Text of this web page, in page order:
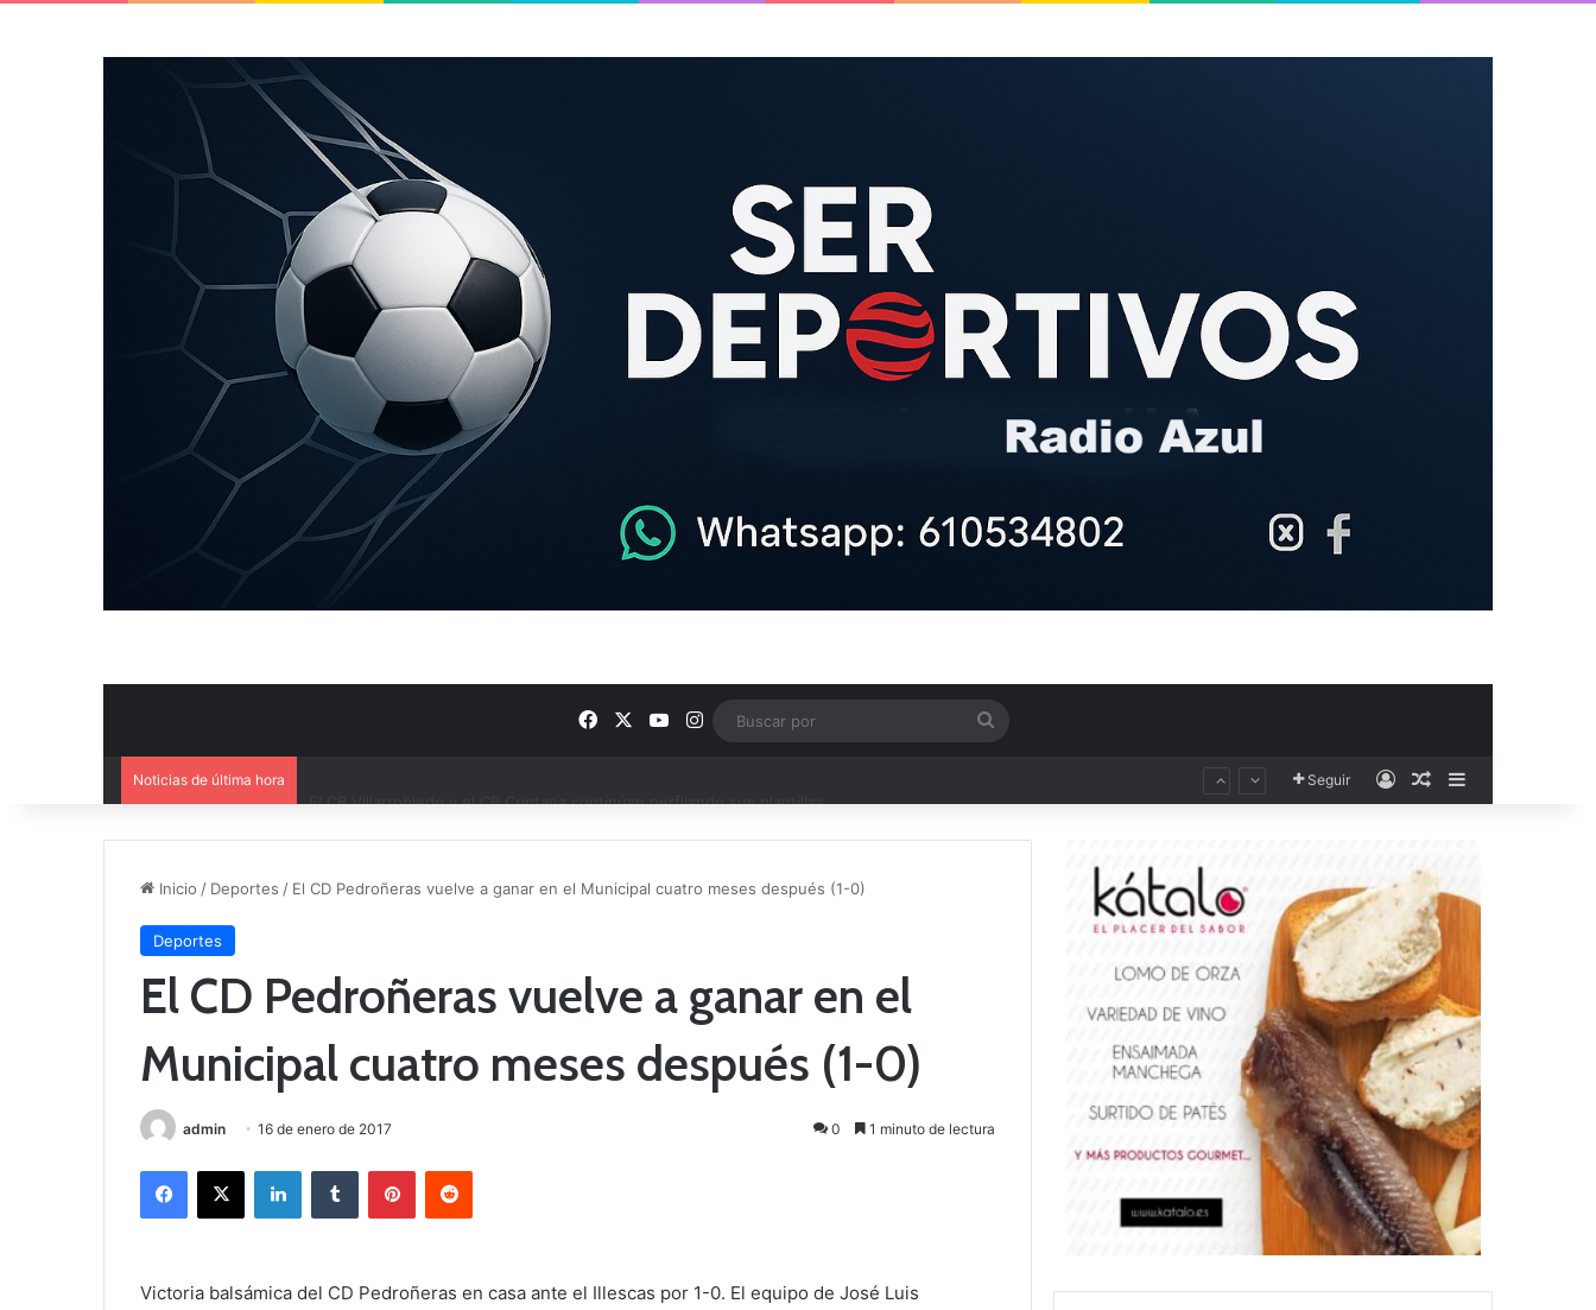
FacebookYouTube
Instagram
Noticias de última hora Seguir AccesoPublicación al
Inicio / Deportes / El CD Pedroñeras vuelve a ganar en el Municipal cuatro meses después (1-0)
Deportes
El CD Pedroñeras vuelve a ganar en el
Municipal cuatro meses después (1-0)
admin 16 de enero de 2017 0 1 minuto de lectura
Victoria balsámica del CD Pedroñeras en casa ante el Illescas por 1-0. El equipo de José Luis